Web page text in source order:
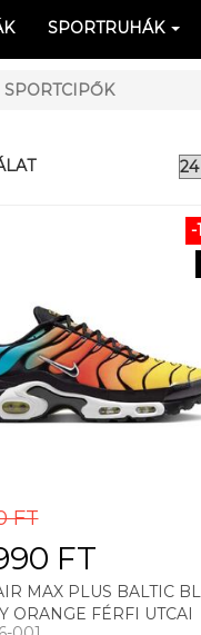
SPORTRUHÁK
SPORTCIPŐK
-
FT
FT
MAX PLUS BALTIC
ORANGE FÉRFI UTCAI